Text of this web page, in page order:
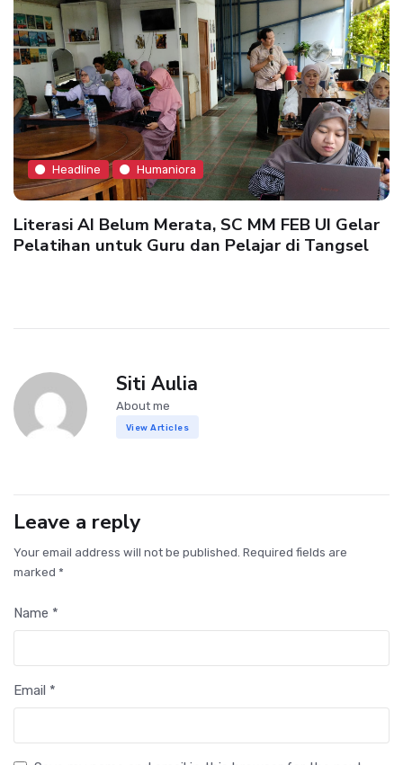
Headline Humaniora
Literasi AI Belum Merata, SC MM FEB UI Gelar
Pelatihan untuk Guru dan Pelajar di Tangsel
Siti Aulia
About me
View Articles
Leave a reply
Your email address will not be published. Required fields are
marked *
Name *
Email *